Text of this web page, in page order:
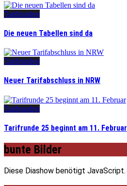
Tarifrunden
Die neuen Tabellen sind da
Tarifrunden
Neuer Tarifabschluss in NRW
Tarifrunden
Tarifrunde 25 beginnt am 11. Februar
bunte Bilder
Diese Diashow benötigt JavaScript.